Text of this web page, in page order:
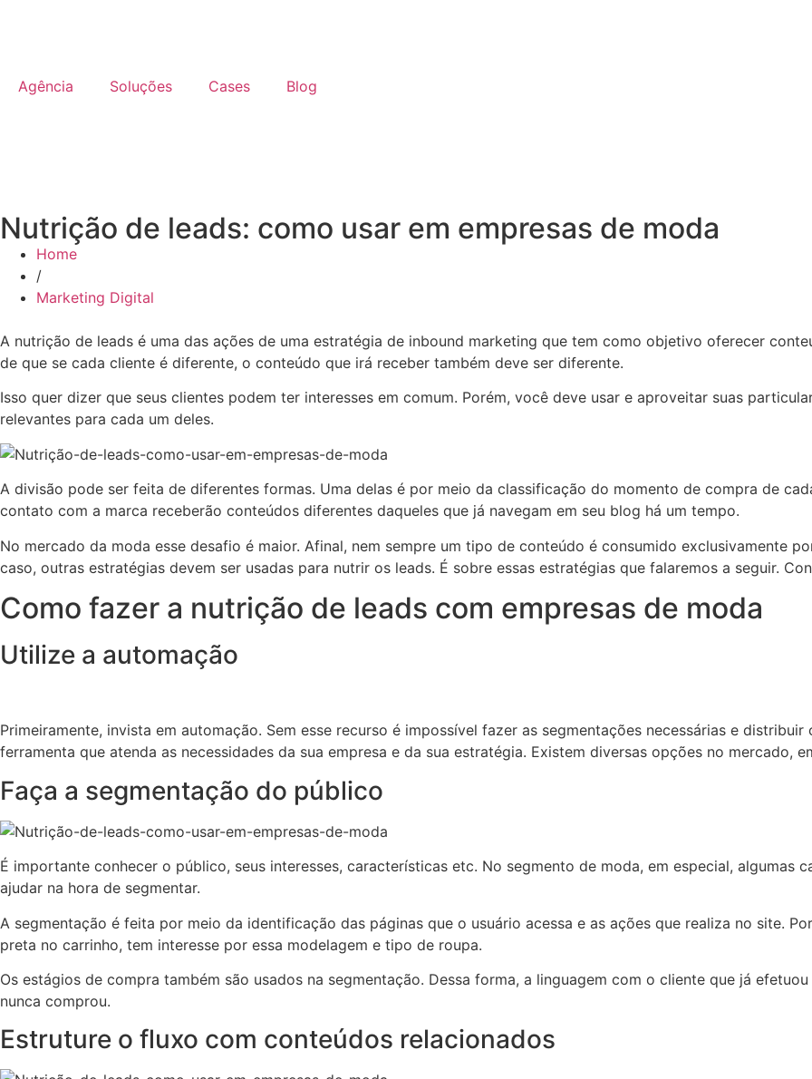
Agência Soluções Cases Blog
Nutrição de leads: como usar em empresas de moda
Home
/
Marketing Digital
A nutrição de leads é uma das ações de uma estratégia de inbound marketing que tem como objetivo oferecer
de que se cada cliente é diferente, o conteúdo que irá receber também deve ser diferente.
Isso quer dizer que seus clientes podem ter interesses em comum. Porém, você deve usar e aproveitar suas
relevantes para cada um deles.
A divisão pode ser feita de diferentes formas. Uma delas é por meio da classificação do momento de compra de
contato com a marca receberão conteúdos diferentes daqueles que já navegam em seu blog há um tempo.
No mercado da moda esse desafio é maior. Afinal, nem sempre um tipo de conteúdo é consumido exclusivamente
caso, outras estratégias devem ser usadas para nutrir os leads. É sobre essas estratégias que falaremos a seguir.
Como fazer a nutrição de leads com empresas de moda
Utilize a automação
Primeiramente, invista em automação. Sem esse recurso é impossível fazer as segmentações necessárias e
ferramenta que atenda as necessidades da sua empresa e da sua estratégia. Existem diversas opções no mercado,
Faça a segmentação do público
É importante conhecer o público, seus interesses, características etc. No segmento de moda, em especial,
ajudar na hora de segmentar.
A segmentação é feita por meio da identificação das páginas que o usuário acessa e as ações que realiza no site.
preta no carrinho, tem interesse por essa modelagem e tipo de roupa.
Os estágios de compra também são usados na segmentação. Dessa forma, a linguagem com o cliente que já
nunca comprou.
Estruture o fluxo com conteúdos relacionados